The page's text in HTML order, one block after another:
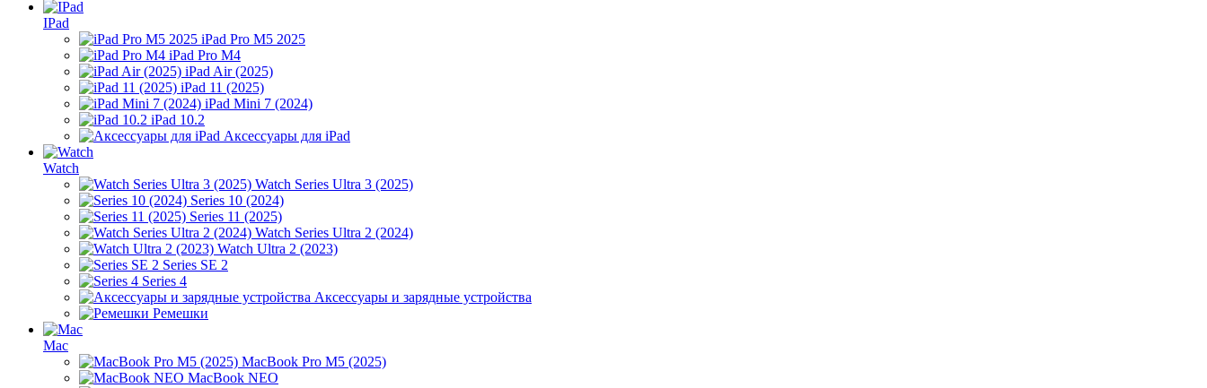
IPad
iPad Pro M5 2025
iPad Pro M4
iPad Air (2025)
iPad 11 (2025)
iPad Mini 7 (2024)
iPad 10.2
Аксессуары для iPad
Watch
Watch Series Ultra 3 (2025)
Series 10 (2024)
Series 11 (2025)
Watch Series Ultra 2 (2024)
Watch Ultra 2 (2023)
Series SE 2
Series 4
Аксессуары и зарядные устройства
Ремешки
Mac
MacBook Pro M5 (2025)
MacBook NEO